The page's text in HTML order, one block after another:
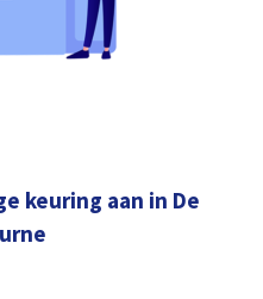
keuring aan in De